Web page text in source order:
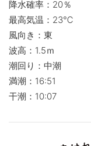
降水確率：20％
最高気温：23℃
風向き：東
波高：1.5ｍ
潮回り：中潮
満潮：16:51
干潮：10:07